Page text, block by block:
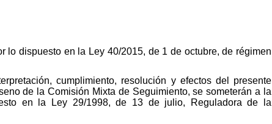
lo dispuesto en la Ley 40/2015, de 1 de octubre, de régimen
cumplimiento, resolución y efectos del presente
de la Comisión Mixta de Seguimiento, se someterán a la
en la Ley 29/1998, de 13 de julio, Reguladora de la